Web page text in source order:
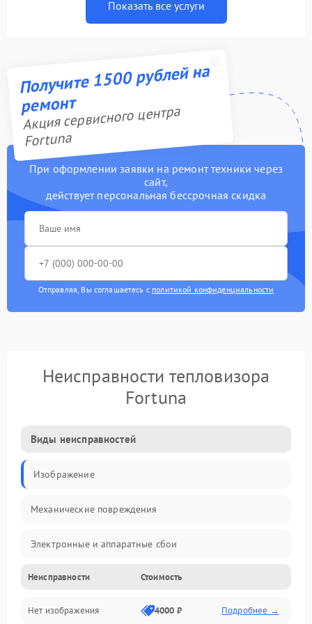
Показать все услуги
Получите 1500 рублей на
ремонт
Акция сервисного центра
Fortuna
При оформлении заявки на ремонт техники через
сайт,
действует персональная бессрочная скидка
Отправляя, Вы соглашаетесь с политикой конфиденциальности
Неисправности тепловизора
Fortuna
Виды неисправностей
Изображение
Механические повреждения
Электронные и аппаратные сбои
Неисправности сенсора и оптики
Программные ошибки
Неисправности Стоимость
Нет изображения 4000 ₽ Подробнее →